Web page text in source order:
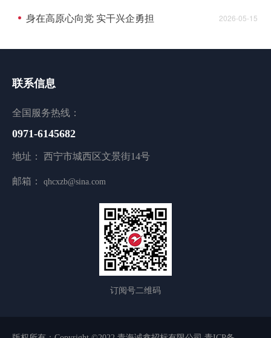
身在高原心向党 实干兴企勇担 2026-05-15
联系信息
全国服务热线：
0971-6145682
地址： 西宁市城西区文景街14号
邮箱： qhcxzb@sina.com
订阅号二维码